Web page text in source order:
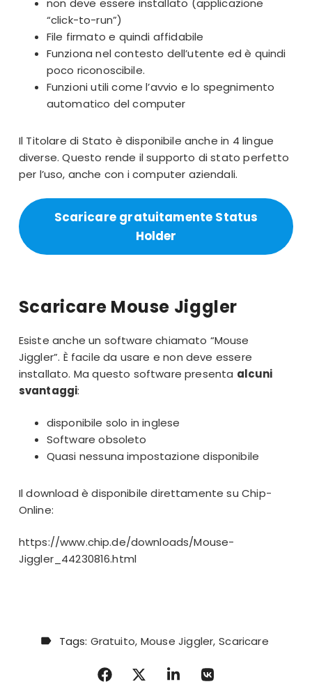
non deve essere installato (applicazione
“click-to-run”)
File firmato e quindi affidabile
Funziona nel contesto dell’utente ed è quindi
poco riconoscibile.
Funzioni utili come l’avvio e lo spegnimento
automatico del computer
Il Titolare di Stato è disponibile anche in 4 lingue
diverse. Questo rende il supporto di stato perfetto
per l’uso, anche con i computer aziendali.
Scaricare gratuitamente Status
Holder
Scaricare Mouse Jiggler
Esiste anche un software chiamato “Mouse
Jiggler”. È facile da usare e non deve essere
installato. Ma questo software presenta alcuni
svantaggi:
disponibile solo in inglese
Software obsoleto
Quasi nessuna impostazione disponibile
Il download è disponibile direttamente su Chip-
Online:
https://www.chip.de/downloads/Mouse-
Jiggler_44230816.html
Tags: Gratuito Mouse Jiggler Scaricare